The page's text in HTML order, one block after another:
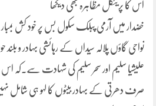
اس کا پریٹکل مظاہرہ بھی دیکھا
خضدار میں آرمی پبلک سکول بس پر خود کش
نواحی گاؤں پلالہ سیداں کے رہائشی بہادر و بلند
علیشیا سلیم اور سحر سلیم کی شہادت سے۔کہ
صرف دھرتی کے بہادر بیٹوں کا لہو ہی شامل